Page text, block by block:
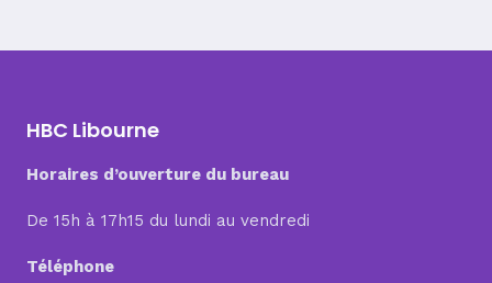
de
l’article
HBC Libourne
Horaires d’ouverture du bureau
De 15h à 17h15 du lundi au vendredi
Téléphone